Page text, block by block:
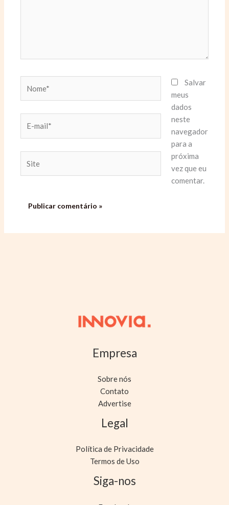
mail*
Salvar
meus
dados
neste
navegador
para a
próxima
vez que eu
comentar.
Empresa
Sobre nós
Contato
Advertise
Legal
Política de Privacidade
Termos de Uso
Siga-nos